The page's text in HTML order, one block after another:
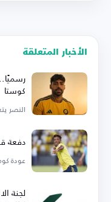
الأخبار المتعلقة
كوستا
النصر
دفعة
عودة
لجنة